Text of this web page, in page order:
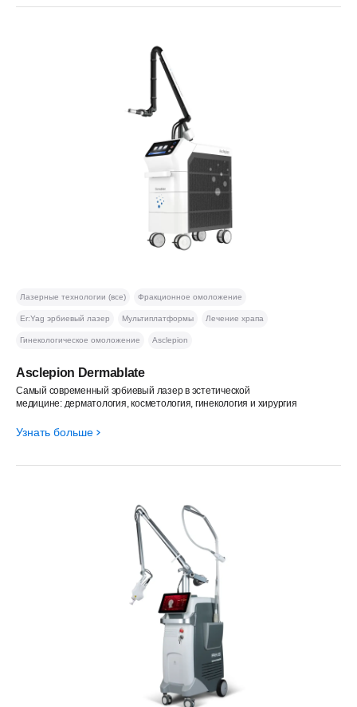
Asclepion Dermablate
Cамый современный эрбиевый лазер в эстетической
медицине: дерматология, косметология, гинекология и хирургия
Лазерные технологии (все) Фракционное омоложение
Er:Yag эрбиевый лазер Мультиплатформы Лечение храпа
Гинекологическое омоложение Asclepion
Узнать больше